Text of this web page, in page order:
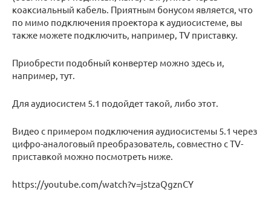
коаксиальный кабель. Приятным бонусом является, что
по мимо подключения проектора к аудиосистеме, вы
также можете подключить, например, TV приставку.
Приобрести подобный конвертер можно здесь и,
например, тут.
Для аудиосистем 5.1 подойдет такой, либо этот.
Видео с примером подключения аудиосистемы 5.1 через
цифро-аналоговый преобразователь, совместно с TV-
приставкой можно посмотреть ниже.
https://youtube.com/watch?v=jstzaQgznCY